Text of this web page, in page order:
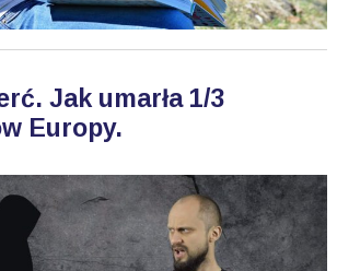
Jak umarła 1/3
Europy.